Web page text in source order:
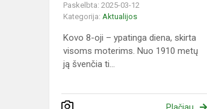
Paskelbta: 2025-03-12
Kategorija: Aktualijos
Kovo 8-oji – ypatinga diena, skirta
visoms moterims. Nuo 1910 metų
ją švenčia ti...